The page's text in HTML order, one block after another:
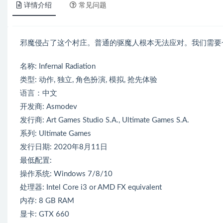
详情介绍 常见问题
邪魔侵占了这个村庄。普通的驱魔人根本无法应对。我们需要
名称: Infernal Radiation
类型: 动作, 独立, 角色扮演, 模拟, 抢先体验
语言：中文
开发商: Asmodev
发行商: Art Games Studio S.A., Ultimate Games S.A.
系列: Ultimate Games
发行日期: 2020年8月11日
最低配置:
操作系统: Windows 7/8/10
处理器: Intel Core i3 or AMD FX equivalent
内存: 8 GB RAM
显卡: GTX 660